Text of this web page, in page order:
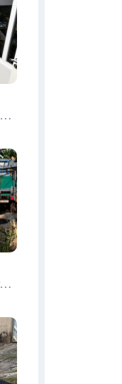
Controladoria e Semjel alinham procedimentos para prestação de contas de emendas parlamentares a OSCs em Manaus
Prefeitura de Manaus inicia recapeamento em cerca de 30 ruas no parque Rio Solimões